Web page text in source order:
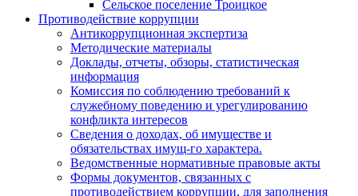
Сельское поселение Троицкое
Противодействие коррупции
Антикоррупционная экспертиза
Методические материалы
Доклады, отчеты, обзоры, статистическая
информация
Комиссия по соблюдению требований к
служебному поведению и урегулированию
конфликта интересов
Сведения о доходах, об имуществе и
обязательствах имущ-го характера.
Ведомственные нормативные правовые акты
Формы документов, связанных с
противодействием коррупции, для заполнения